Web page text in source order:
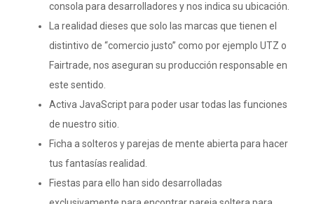
consola para desarrolladores y nos indica su ubicación.
La realidad dieses que solo las marcas que tienen el
distintivo de “comercio justo” como por ejemplo UTZ o
Fairtrade, nos aseguran su producción responsable en
este sentido.
Activa JavaScript para poder usar todas las funciones
de nuestro sitio.
Ficha a solteros y parejas de mente abierta para hacer
tus fantasías realidad.
Fiestas para ello han sido desarrolladas